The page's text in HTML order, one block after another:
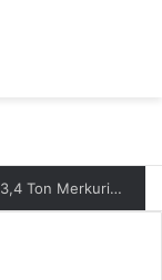
Modus Ekspor Keramik, Penyelundupan 3,4 Ton Merkuri senilai Rp17,5 Miliar ke Afrika Digagalkan